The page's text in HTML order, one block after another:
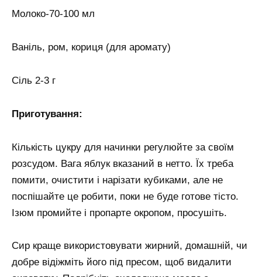
Молоко-70-100 мл
Ваніль, ром, кориця (для аромату)
Сіль 2-3 г
Приготування:
Кількість цукру для начинки регулюйте за своїм
розсудом. Вага яблук вказаний в нетто. Їх треба
помити, очистити і нарізати кубиками, але не
поспішайте це робити, поки не буде готове тісто.
Ізюм промийте і пропарте окропом, просушіть.
Сир краще використовувати жирний, домашній, чи
добре відіжміть його під пресом, щоб видалити